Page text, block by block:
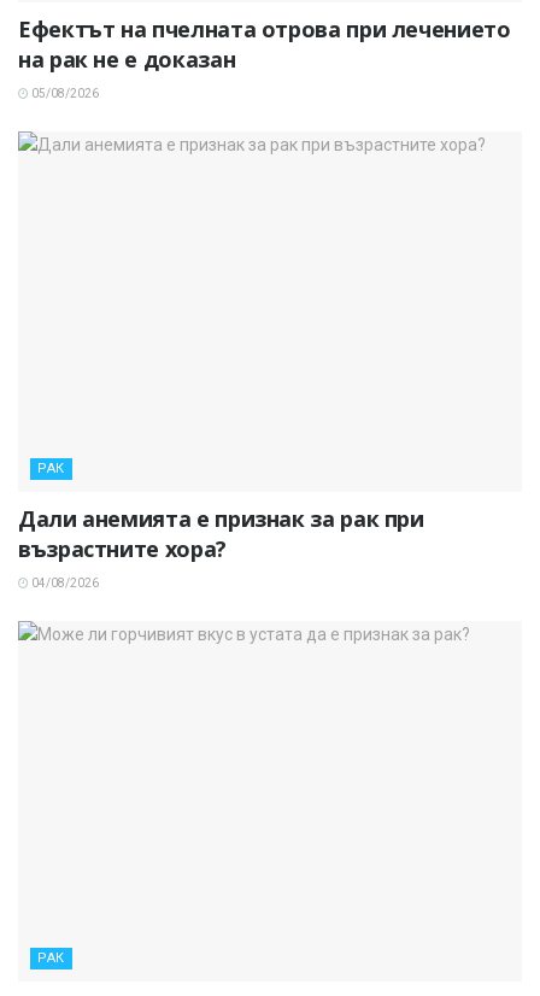
Ефектът на пчелната отрова при лечението
на рак не е доказан
05/08/2026
РАК
Дали анемията е признак за рак при
възрастните хора?
04/08/2026
РАК